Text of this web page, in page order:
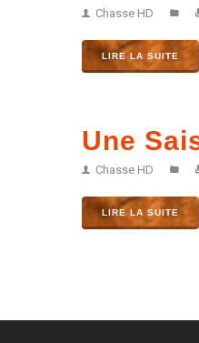
Chasse HD
LIRE LA SUITE
Une
Chasse HD
LIRE LA SUITE